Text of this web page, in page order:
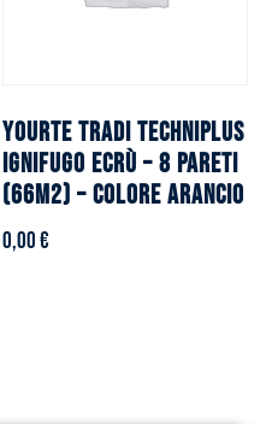
YOURTE TRADI TECHNIPLUS
ignifugo ecrù – 8 pareti
(66m2) – Colore arancio
0,00€